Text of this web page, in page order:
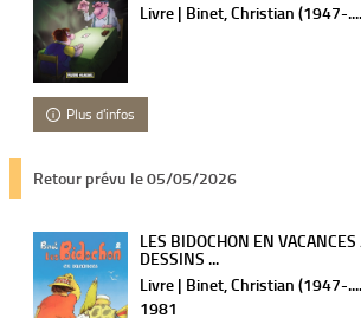
Livre | Binet, Christian (1947-
Plus d'infos
Retour prévu le 05/05/2026
LES BIDOCHON EN
DESSINS ...
Livre | Binet, Christian (1947-
1981